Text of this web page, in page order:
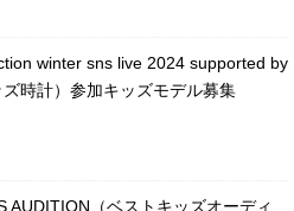
winter sns live 2024 supported by
時計）参加キッズモデル募集
AUDITION（ベストキッズオーディ